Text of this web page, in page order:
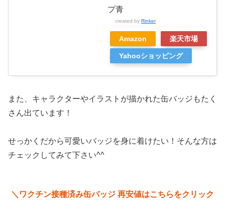
プ青
created by Rinker
Amazon 楽天市場
Yahooショッピング
また、キャラクターやイラストが描かれた缶バッジもたく
さん出ています！
せっかくだから可愛いバッジを身に着けたい！そんな方は
チェックしてみて下さい^^
＼ ワクチン接種済み缶バッジ 再安値はこちらをクリック